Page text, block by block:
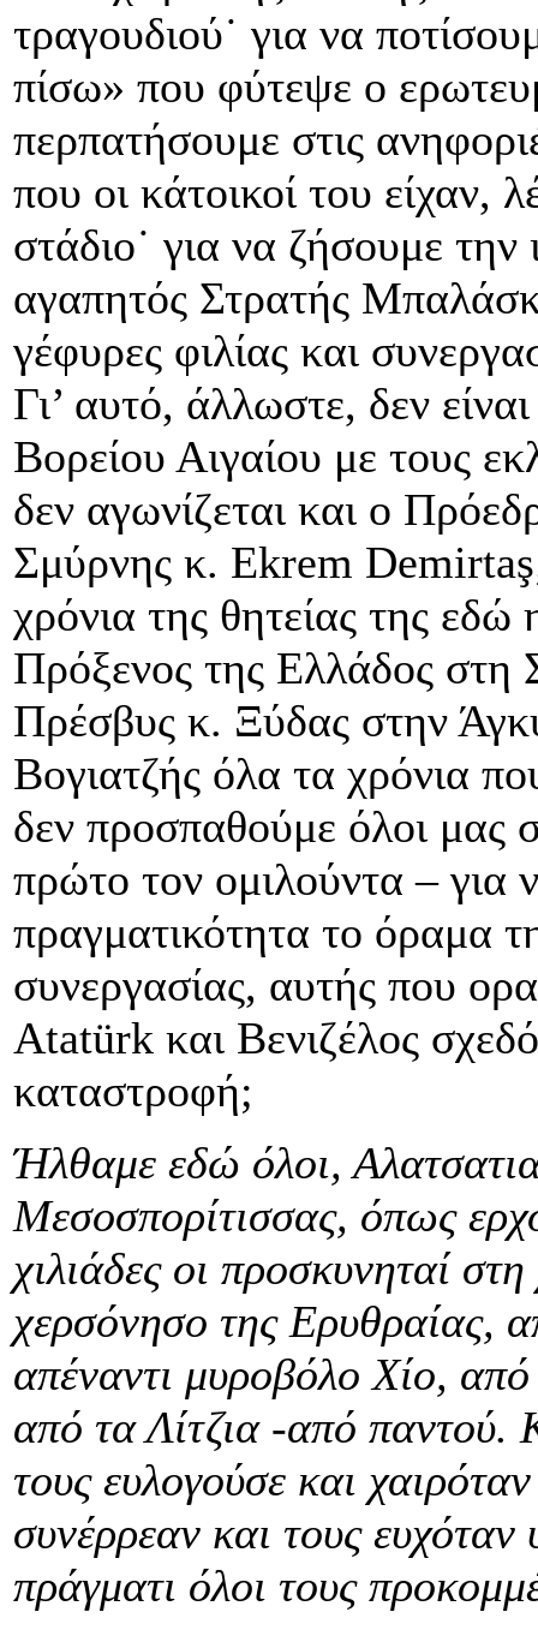
τραγουδιού˙ για να
πίσω» που φύτεψε ο
περπατήσουμε στις
που οι κάτοικοί του είχαν,
στάδιο˙ για να ζήσουμε
αγαπητός Στρατής
γέφυρες φιλίας και
Γι’ αυτό, άλλωστε, δεν
Βορείου Αιγαίου με τους
δεν αγωνίζεται και ο
Σμύρνης κ. Ekrem
χρόνια της θητείας της
Πρόξενος της Ελλάδος στη
Πρέσβυς κ. Ξύδας στην
Βογιατζής όλα τα χρόνια
δεν προσπαθούμε όλοι μας
πρώτο τον ομιλούντα – για
πραγματικότητα το όραμα
συνεργασίας, αυτής που
Atatürk και Βενιζέλος
καταστροφή;
Ήλθαμε εδώ όλοι,
Μεσοσπορίτισσας, όπως
χιλιάδες οι προσκυνηταί
χερσόνησο της Ερυθραίας,
απέναντι μυροβόλο Χίο,
από τα Λίτζια -από παντού.
τους ευλογούσε και
συνέρρεαν και τους
πράγματι όλοι τους